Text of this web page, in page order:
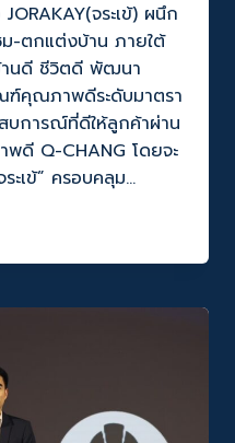
จระเข้) ผนึก
-ตกแต่งบ้าน ภายใต้
นดี ชีวิตดี พัฒนา
ฑ์คุณภาพดีระดับมาตรา
สบการณ์ที่ดีให้ลูกค้าผ่าน
ดี Q-CHANG โดยจะ
เข้” ครอบคลุม…